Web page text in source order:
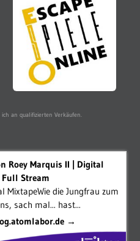
an qualifizierten Verkäufen.
Roey Marquis II | Digital
Stream
MixtapeWie die Jungfrau zum
sach mal... hast...
→